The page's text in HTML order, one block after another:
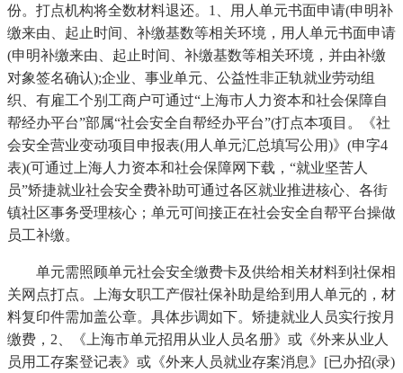
份。打点机构将全数材料退还。1、用人单元书面申请(申明补
缴来由、起止时间、补缴基数等相关环境，用人单元书面申请
(申明补缴来由、起止时间、补缴基数等相关环境，并由补缴
对象签名确认);企业、事业单元、公益性非正轨就业劳动组
织、有雇工个别工商户可通过“上海市人力资本和社会保障自
帮经办平台”部属“社会安全自帮经办平台”(打点本项目。《社
会安全营业变动项目申报表(用人单元汇总填写公用)》(申字4
表)(可通过上海人力资本和社会保障网下载，“就业坚苦人
员”矫捷就业社会安全费补助可通过各区就业推进核心、各街
镇社区事务受理核心；单元可间接正在社会安全自帮平台操做
员工补缴。
单元需照顾单元社会安全缴费卡及供给相关材料到社保相
关网点打点。上海女职工产假社保补助是给到用人单元的，材
料复印件需加盖公章。具体步调如下。矫捷就业人员实行按月
缴费，2、《上海市单元招用从业人员名册》或《外来从业人
员用工存案登记表》或《外来人员就业存案消息》[已办招(录)